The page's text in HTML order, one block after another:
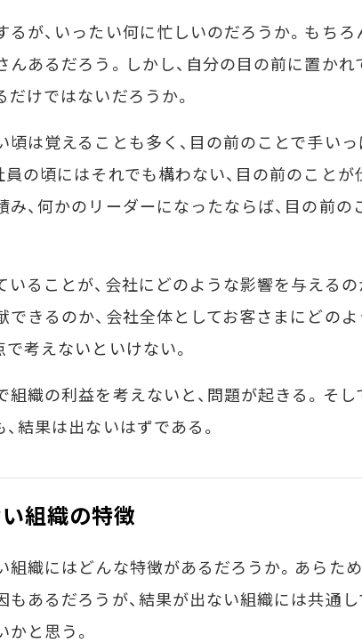
が、いったい何に忙しいのだろうか。もち
んあるだろう。しかし、自分の目の前に置か
だけではないだろうか。
は覚えることも多く、目の前のことで手い
員の頃にはそれでも構わない、目の前のことが
み、何かのリーダーになったならば、目の前
ることが、会社にどのような影響を与えるの
できるのか、会社全体としてお客さまにどの
考えないといけない。
織の利益を考えないと、問題が起きる。そし
結果は出ないはずである。
組織の特徴
織にはどんな特徴があるだろうか。あらた
もあるだろうが、結果が出ない組織には共通
と思う。